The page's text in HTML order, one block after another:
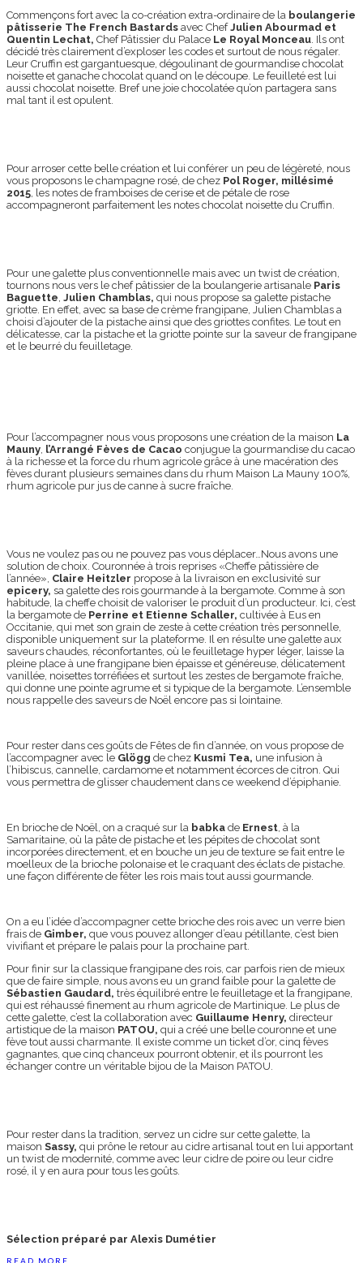
Commençons fort avec la co-création extra-ordinaire de la boulangerie
pâtisserie The French Bastards avec ChefJulien Abourmad et
Quentin Lechat, Chef Pâtissier du Palace Le Royal Monceau. Ils ont
décidé très clairement d’exploser les codes et surtout de nous régaler.
Leur Cruffin est gargantuesque, dégoulinant de gourmandise chocolat
noisette et ganache chocolat quand on le découpe. Le feuilleté est lui
aussi chocolat noisette. Bref une joie chocolatée qu’on partagera sans
mal tant il est opulent.
Pour arroser cette belle création et lui conférer un peu de légèreté, nous
vous proposons le champagne rosé, de chez Pol Roger, millésimé
2015, les notes de framboises de cerise et de pétale de rose
accompagneront parfaitement les notes chocolat noisette du Cruffin.
Pour une galette plus conventionnelle mais avec un twist de création,
tournons nous vers le chef pâtissier de la boulangerie artisanale Paris
Baguette, Julien Chamblas, qui nous propose sa galette pistache
griotte. En effet, avec sa base de crème frangipane, Julien Chamblas a
choisi d’ajouter de la pistache ainsi que des griottes confites. Le tout en
délicatesse, car la pistache et la griotte pointe sur la saveur de frangipane
et le beurré du feuilletage.
Pour l’accompagner nous vous proposons une création de la maison La
Mauny, l’Arrangé Fèves de Cacao conjugue la gourmandise du cacao
à la richesse et la force du rhum agricole grâce à une macération des
fèves durant plusieurs semaines dans du rhum Maison La Mauny 100%,
rhum agricole pur jus de canne à sucre fraîche.
Vous ne voulez pas ou ne pouvez pas vous déplacer…Nous avons une
solution de choix. Couronnée à trois reprises «Cheffe pâtissière de
l’année», Claire Heitzler propose à la livraison en exclusivité sur
epicery, sa galette des rois gourmande à la bergamote. Comme à son
habitude, la cheffe choisit de valoriser le produit d’un producteur. Ici, c’est
la bergamote de Perrine et Etienne Schaller, cultivée à Eus en
Occitanie, qui met son grain de zeste à cette création très personnelle,
disponible uniquement sur la plateforme. Il en résulte une galette aux
saveurs chaudes, réconfortantes, où le feuilletage hyper léger, laisse la
pleine place à une frangipane bien épaisse et généreuse, délicatement
vanillée, noisettes torréfiées et surtout les zestes de bergamote fraîche,
qui donne une pointe agrume et si typique de la bergamote. L’ensemble
nous rappelle des saveurs de Noël encore pas si lointaine.
Pour rester dans ces goûts de Fêtes de fin d’année, on vous propose de
l’accompagner avec le Glögg de chez Kusmi Tea, une infusion à
l’hibiscus, cannelle, cardamome et notamment écorces de citron. Qui
vous permettra de glisser chaudement dans ce weekend d’épiphanie.
En brioche de Noël, on a craqué sur la babka de Ernest, à la
Samaritaine, où la pâte de pistache et les pépites de chocolat sont
incorporées directement, et en bouche un jeu de texture se fait entre le
moelleux de la brioche polonaise et le craquant des éclats de pistache.
une façon différente de fêter les rois mais tout aussi gourmande.
On a eu l’idée d’accompagner cette brioche des rois avec un verre bien
frais de Gimber, que vous pouvez allonger d’eau pétillante, c’est bien
vivifiant et prépare le palais pour la prochaine part.
Pour finir sur la classique frangipane des rois, car parfois rien de mieux
que de faire simple, nous avons eu un grand faible pour la galette de
Sébastien Gaudard, très équilibré entre le feuilletage et la frangipane,
qui est réhaussé finement au rhum agricole de Martinique. Le plus de
cette galette, c’est la collaboration avec Guillaume Henry, directeur
artistique de la maison PATOU, qui a créé une belle couronne et une
fève tout aussi charmante. Il existe comme un ticket d’or, cinq fèves
gagnantes, que cinq chanceux pourront obtenir, et ils pourront les
échanger contre un véritable bijou de la Maison PATOU.
Pour rester dans la tradition, servez un cidre sur cette galette, la
maison Sassy, qui prône le retour au cidre artisanal tout en lui apportant
un twist de modernité, comme avec leur cidre de poire ou leur cidre
rosé, il y en aura pour tous les goûts.
Sélection préparé par Alexis Dumétier
READ MORE